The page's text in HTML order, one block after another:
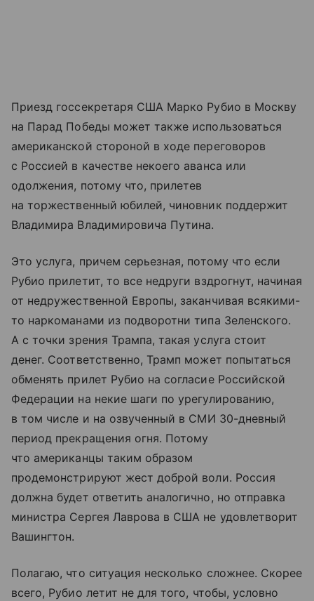
Приезд госсекретаря США Марко Рубио в Москву
на Парад Победы может также использоваться
американской стороной в ходе переговоров
с Россией в качестве некоего аванса или
одолжения, потому что, прилетев
на торжественный юбилей, чиновник поддержит
Владимира Владимировича Путина.
Это услуга, причем серьезная, потому что если
Рубио прилетит, то все недруги вздрогнут, начиная
от недружественной Европы, заканчивая всякими-
то наркоманами из подворотни типа Зеленского.
А с точки зрения Трампа, такая услуга стоит
денег. Соответственно, Трамп может попытаться
обменять прилет Рубио на согласие Российской
Федерации на некие шаги по урегулированию,
в том числе и на озвученный в СМИ 30-дневный
период прекращения огня. Потому
что американцы таким образом
продемонстрируют жест доброй воли. Россия
должна будет ответить аналогично, но отправка
министра Сергея Лаврова в США не удовлетворит
Вашингтон.
Полагаю, что ситуация несколько сложнее. Скорее
всего, Рубио летит не для того, чтобы, условно